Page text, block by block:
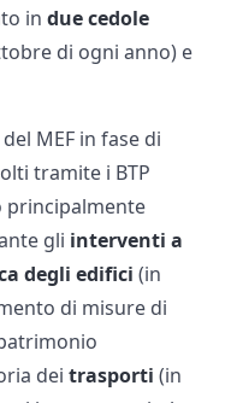
in due cedole
di ogni anno) e
MEF in fase di
tramite i BTP
principalmente
gli interventi a
degli edifici (in
di misure di
dei trasporti (in